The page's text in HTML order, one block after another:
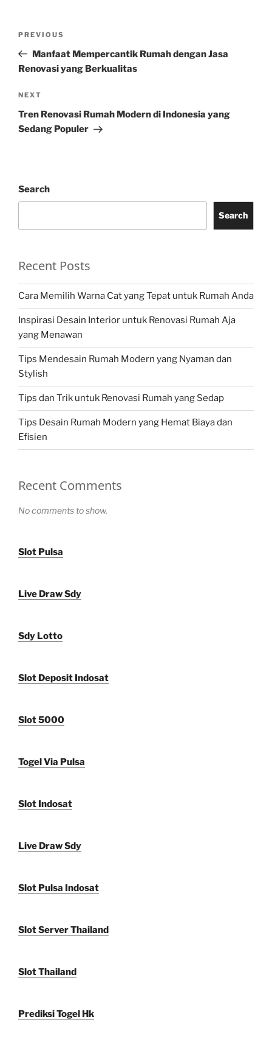
Previous
Post
PREVIOUS
Manfaat Mempercantik Rumah dengan Jasa
Renovasi yang Berkualitas
Next
Post
NEXT
Tren Renovasi Rumah Modern di Indonesia yang
Sedang Populer
Search
Search
Recent Posts
Cara Memilih Warna Cat yang Tepat untuk Rumah Anda
Inspirasi Desain Interior untuk Renovasi Rumah Aja
yang Menawan
Tips Mendesain Rumah Modern yang Nyaman dan
Stylish
Tips dan Trik untuk Renovasi Rumah yang Sedap
Tips Desain Rumah Modern yang Hemat Biaya dan
Efisien
Recent Comments
No comments to show.
Slot Pulsa
Live Draw Sdy
Sdy Lotto
Slot Deposit Indosat
Slot 5000
Togel Via Pulsa
Slot Indosat
Live Draw Sdy
Slot Pulsa Indosat
Slot Server Thailand
Slot Thailand
Prediksi Togel Hk